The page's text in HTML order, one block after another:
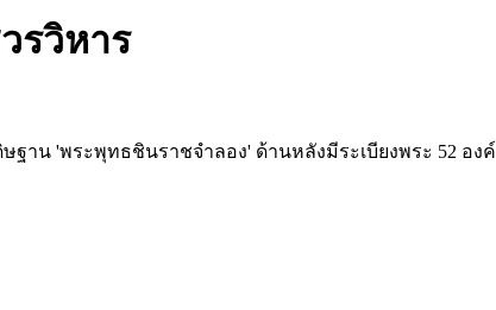
รวิหาร
าน 'พระพุทธชินราชจำลอง' ด้านหลังมีระเบียงพระ 52 องค์